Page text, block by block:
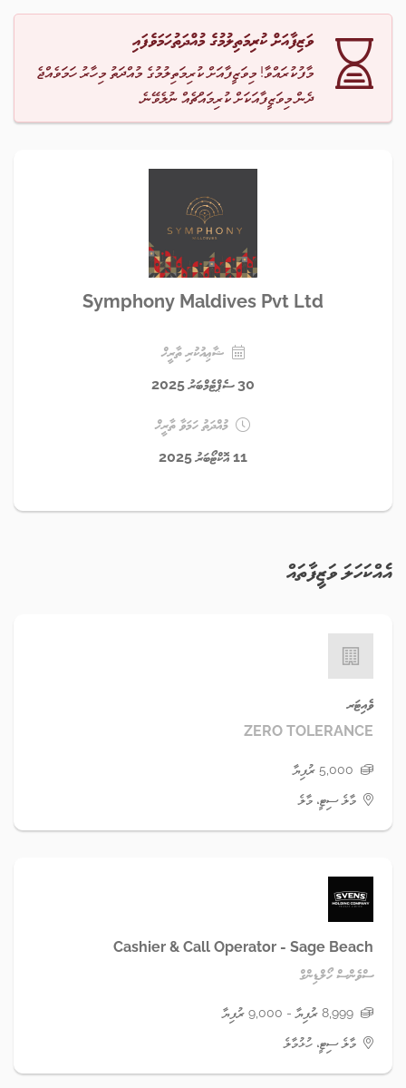
ވަޒިފާއަށް ކުރިމަތިލުމުގެ މުއްދަތުހަމަވެފައި
މާފުކުރައްވާ! މިވަޒީފާއަށް ކުރިމަތިލުމުގެ މުއްދަތު މިހާރު ހަމަވެއްޖެ
ދެން މިވަޒީފާއަކަށް ކުރިމައްޗެއް ނުލެވޭނެ.
Symphony Maldives Pvt Ltd
ޝާޢިއުކުރި ތާރީޚް
30 ސެޕްޓެމްބަރު 2025
މުއްދަތު ހަމަވާ ތާރީޚް
11 އޮކްޓޯބަރު 2025
އެއްކަހަލަ ވަޒީފާތައް
ވެއިޓަރ
ZERO TOLERANCE
5,000 ރުފިޔާ
މާލެ ސިޓީ، މާލެ
Cashier & Call Operator - Sage Beach
ސްވެންސް ހޯލްޑިންގް
8,999 ރުފިޔާ - 9,000 ރުފިޔާ
މާލެ ސިޓީ، ހުޅުމާލެ